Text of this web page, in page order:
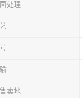
处理
卖地